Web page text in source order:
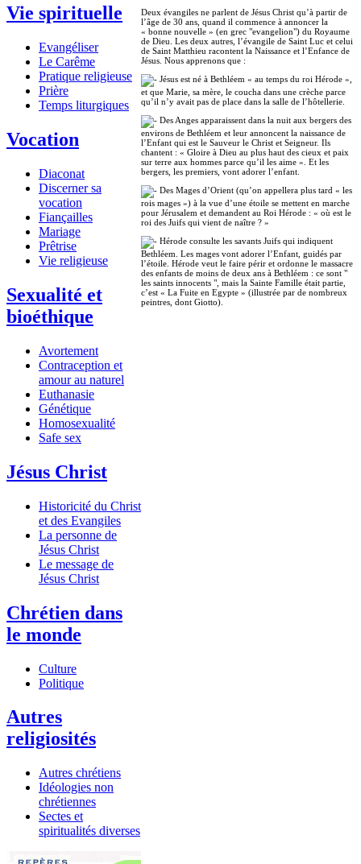
Vie spirituelle
Evangéliser
Le Carême
Pratique religieuse
Prière
Temps liturgiques
Vocation
Diaconat
Discerner sa
vocation
Fiançailles
Mariage
Prêtrise
Vie religieuse
Sexualité et
bioéthique
Avortement
Contraception et
amour au naturel
Euthanasie
Génétique
Homosexualité
Safe sex
Jésus Christ
Historicité du Christ
et des Evangiles
La personne de
Jésus Christ
Le message de
Jésus Christ
Chrétien dans
le monde
Culture
Politique
Autres
religiosités
Autres chrétiens
Idéologies non
chrétiennes
Sectes et
spiritualités diverses
Deux évangiles ne parlent de Jésus Christ qu’à partir de
l’âge de 30 ans, quand il commence à annoncer la
« bonne nouvelle » (en grec "evangelion") du Royaume
de Dieu. Les deux autres, l’évangile de Saint Luc et celui
de Saint Matthieu racontent la Naissance et l’Enfance de
Jésus. Nous apprenons que :
Jésus est né à Bethléem « au temps du roi Hérode »,
et que Marie, sa mère, le coucha dans une crèche parce
qu’il n’y avait pas de place dans la salle de l’hôtellerie.
Des Anges apparaissent dans la nuit aux bergers des
environs de Bethléem et leur annoncent la naissance de
l’Enfant qui est le Sauveur le Christ et Seigneur. Ils
chantent : « Gloire à Dieu au plus haut des cieux et paix
sur terre aux hommes parce qu’il les aime ». Et les
bergers, les premiers, vont adorer l’enfant.
Des Mages d’Orient (qu’on appellera plus tard « les
rois mages ») à la vue d’une étoile se mettent en marche
pour Jérusalem et demandent au Roi Hérode : « où est le
roi des Juifs qui vient de naître ? »
Hérode consulte les savants Juifs qui indiquent
Bethléem. Les mages vont adorer l’Enfant, guidés par
l’étoile. Hérode veut le faire périr et ordonne le massacre
des enfants de moins de deux ans à Bethléem : ce sont "
les saints innocents ", mais la Sainte Famille était partie,
c’est « La Fuite en Egypte » (illustrée par de nombreux
peintres, dont Giotto).